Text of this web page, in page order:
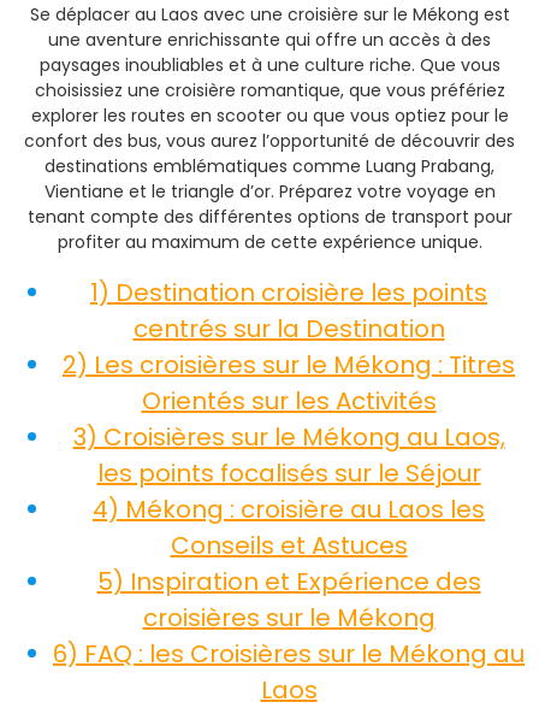
Se déplacer au Laos avec une croisière sur le Mékong est
une aventure enrichissante qui offre un accès à des
paysages inoubliables et à une culture riche. Que vous
choisissiez une croisière romantique, que vous préfériez
explorer les routes en scooter ou que vous optiez pour le
confort des bus, vous aurez l’opportunité de découvrir des
destinations emblématiques comme Luang Prabang,
Vientiane et le triangle d’or. Préparez votre voyage en
tenant compte des différentes options de transport pour
profiter au maximum de cette expérience unique.
1) Destination croisière les points
centrés sur la Destination
2) Les croisières sur le Mékong : Titres
Orientés sur les Activités
3) Croisières sur le Mékong au Laos,
les points focalisés sur le Séjour
4) Mékong : croisière au Laos les
Conseils et Astuces
5) Inspiration et Expérience des
croisières sur le Mékong
6) FAQ : les Croisières sur le Mékong au
Laos